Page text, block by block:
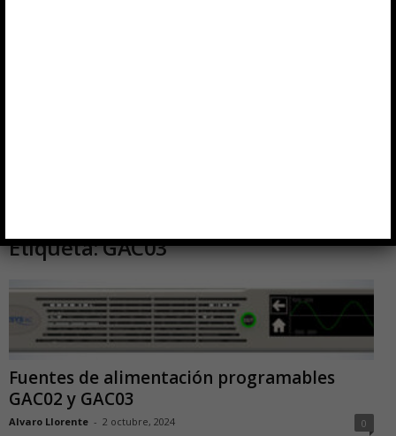
Etiqueta: GAC03
Fuentes de alimentación programables
GAC02 y GAC03
Alvaro Llorente - 2 octubre, 2024 0